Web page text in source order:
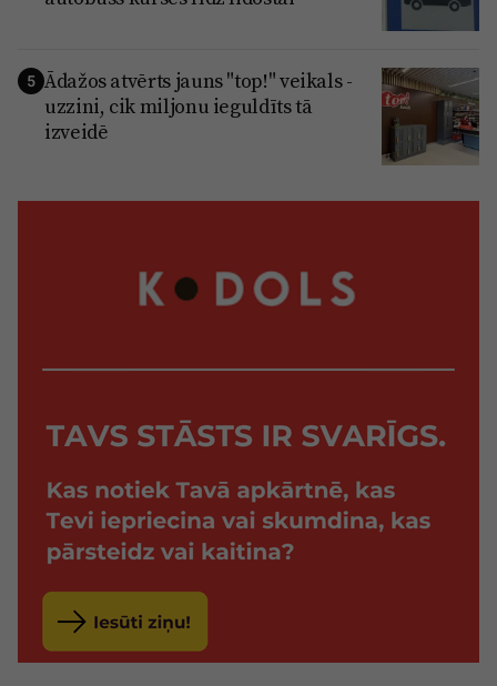
5 Ādažos atvērts jauns "top!" veikals -
uzzini, cik miljonu ieguldīts tā
izveidē